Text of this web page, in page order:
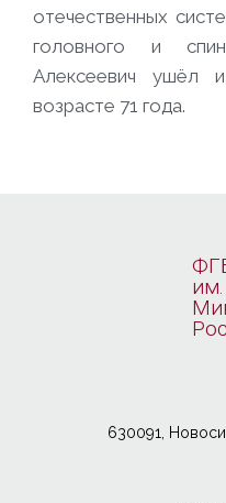
отечественных
головного и
Алексеевич ушёл
возрасте 71 года.
630091,